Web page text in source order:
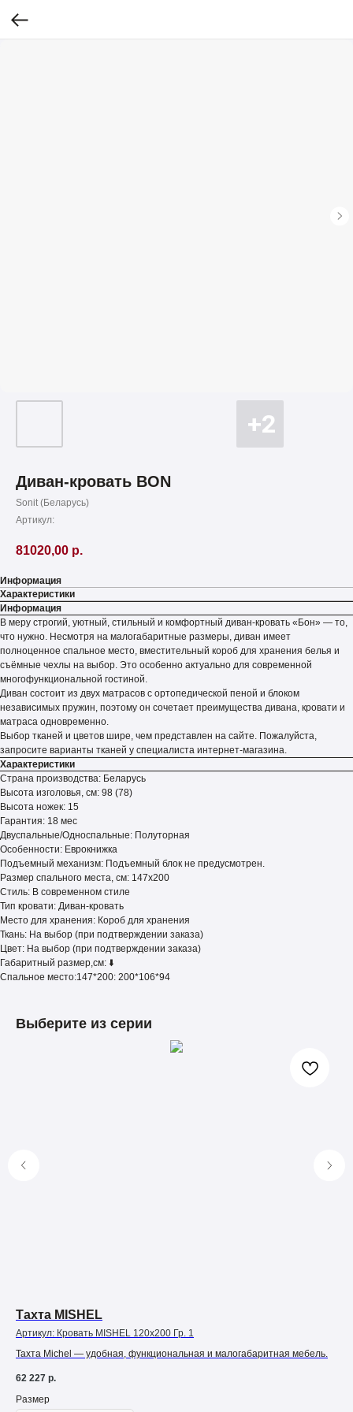
Диван-кровать BON
Sonit (Беларусь)
Артикул:
81020,00 р.
Информация
Характеристики
Информация
В меру строгий, уютный, стильный и комфортный диван-кровать «Бон» — то,
что нужно. Несмотря на малогабаритные размеры, диван имеет
полноценное спальное место, вместительный короб для хранения белья и
съёмные чехлы на выбор. Это особенно актуально для современной
многофункциональной гостиной.
Диван состоит из двух матрасов с ортопедической пеной и блоком
независимых пружин, поэтому он сочетает преимущества дивана, кровати и
матраса одновременно.
Выбор тканей и цветов шире, чем представлен на сайте. Пожалуйста,
запросите варианты тканей у специалиста интернет-магазина.
Характеристики
Страна производства: Беларусь
Высота изголовья, см: 98 (78)
Высота ножек: 15
Гарантия: 18 мес
Двуспальные/Односпальные: Полуторная
Особенности: Еврокнижка
Подъемный механизм: Подъемный блок не предусмотрен.
Размер спального места, см: 147x200
Стиль: В современном стиле
Тип кровати: Диван-кровать
Место для хранения: Короб для хранения
Ткань: На выбор (при подтверждении заказа)
Цвет: На выбор (при подтверждении заказа)
Габаритный размер,см: ⬇️
Спальное место:147*200: 200*106*94
Выберите из серии
Тахта MISHEL
Артикул: Кровать MISHEL 120х200 Гр. 1
Тахта Michel — удобная, функциональная и малогабаритная мебель.
62 227 р.
Размер